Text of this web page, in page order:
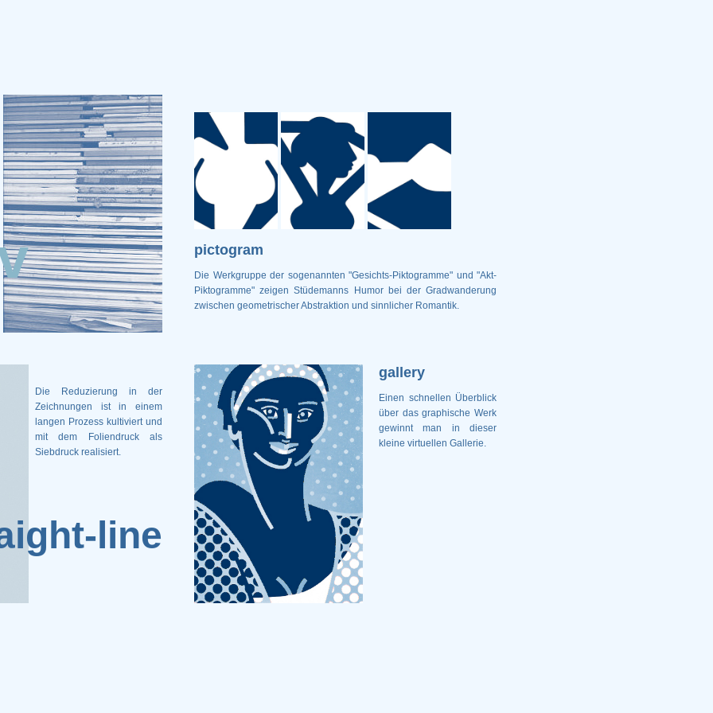
pictogram
Die Werkgruppe der sogenannten "Gesichts-Piktogramme" und "Akt-
Piktogramme" zeigen Stüdemanns Humor bei der Gradwanderung
zwischen geometrischer Abstraktion und sinnlicher Romantik.
Die Reduzierung in der
Zeichnungen ist in einem
langen Prozess kultiviert und
mit dem Foliendruck als
Siebdruck realisiert.
line
gallery
Einen schnellen Überblick
über das graphische Werk
gewinnt man in dieser
kleine virtuellen Gallerie.